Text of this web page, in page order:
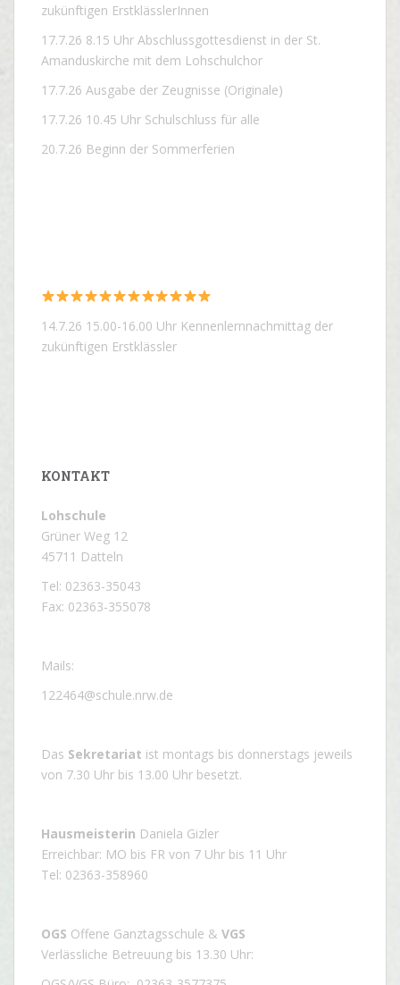
zukünftigen ErstklässlerInnen
17.7.26 8.15 Uhr Abschlussgottesdienst in der St.
Amanduskirche mit dem Lohschulchor
17.7.26 Ausgabe der Zeugnisse (Originale)
17.7.26 10.45 Uhr Schulschluss für alle
20.7.26 Beginn der Sommerferien
14.7.26 15.00-16.00 Uhr Kennenlernnachmittag der
zukünftigen Erstklässler
KONTAKT
Lohschule
Grüner Weg 12
45711 Datteln
Tel: 02363-35043
Fax: 02363-355078
Mails:
122464@schule.nrw.de
Das Sekretariat ist montags bis donnerstags jeweils
von 7.30 Uhr bis 13.00 Uhr besetzt.
Hausmeisterin Daniela Gizler
Erreichbar: MO bis FR von 7 Uhr bis 11 Uhr
Tel: 02363-358960
OGS Offene Ganztagsschule & VGS
Verlässliche Betreuung bis 13.30 Uhr: